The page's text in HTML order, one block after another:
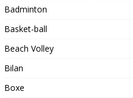
Badminton
Basket-ball
Beach Volley
Bilan
Boxe